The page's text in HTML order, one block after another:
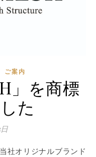
ご案内
」を商標
た
社オリジナルブランド